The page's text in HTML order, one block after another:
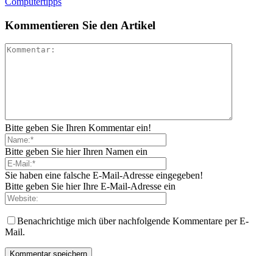
Kommentieren Sie den Artikel
Bitte geben Sie Ihren Kommentar ein!
Bitte geben Sie hier Ihren Namen ein
Sie haben eine falsche E-Mail-Adresse eingegeben!
Bitte geben Sie hier Ihre E-Mail-Adresse ein
Benachrichtige mich über nachfolgende Kommentare per E-
Mail.